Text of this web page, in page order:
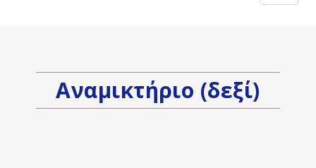
Αναμικτήριο (δεξί)